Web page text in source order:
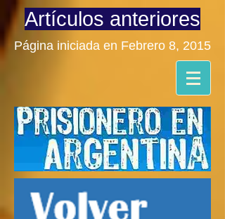
Artículos anteriores
Página iniciada en Febrero 8, 2015